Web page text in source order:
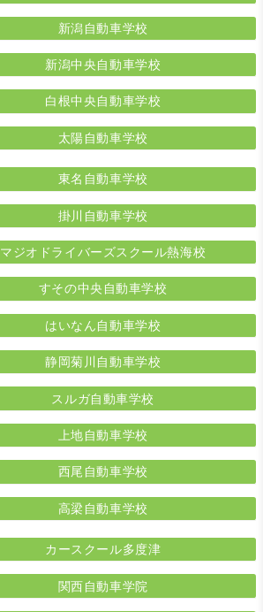
新潟自動車学校
新潟中央自動車学校
白根中央自動車学校
太陽自動車学校
東名自動車学校
掛川自動車学校
マジオドライバーズスクール熱海校
すその中央自動車学校
はいなん自動車学校
静岡菊川自動車学校
スルガ自動車学校
上地自動車学校
西尾自動車学校
高梁自動車学校
カースクール多度津
関西自動車学院